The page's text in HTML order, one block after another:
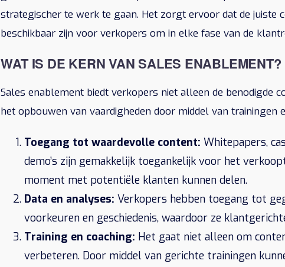
strategischer te werk te gaan. Het zorgt ervoor dat de juiste
beschikbaar zijn voor verkopers om in elke fase van de
WAT IS DE KERN VAN SALES ENABLEMENT?
Sales enablement biedt verkopers niet alleen de benodigde
het opbouwen van vaardigheden door middel van trainingen
Toegang tot waardevolle content: Whitepapers,
demo’s zijn gemakkelijk toegankelijk voor het
moment met potentiële klanten kunnen delen.
Data en analyses: Verkopers hebben toegang tot
voorkeuren en geschiedenis, waardoor ze
Training en coaching: Het gaat niet alleen om
verbeteren. Door middel van gerichte trainingen